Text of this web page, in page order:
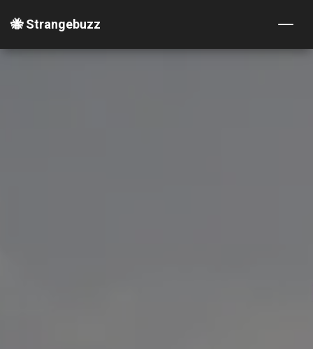
🐝 Strangebuzz